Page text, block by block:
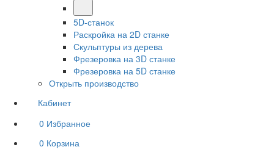
5D-станок
Раскройка на 2D станке
Скульптуры из дерева
Фрезеровка на 3D станке
Фрезеровка на 5D станке
Открыть производство
Кабинет
0 Избранное
0 Корзина